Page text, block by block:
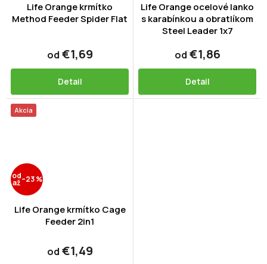
Life Orange krmítko
Method Feeder Spider Flat
od €1,69
Detail
Life Orange ocelové lanko
s karabínkou a obratlíkom
Steel Leader 1x7
od €1,86
Detail
Akcia
od
až–23 %
Life Orange krmítko Cage
Feeder 2in1
od €1,49